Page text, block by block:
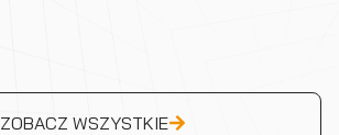
ZOBACZ WSZYSTKIE